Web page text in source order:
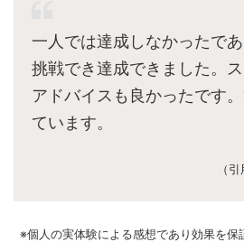
一人では達成しなかったで
挑戦でき達成できました。
アドバイスも良かったです
ています。
（引
※個人の実体験による感想であり効果を保